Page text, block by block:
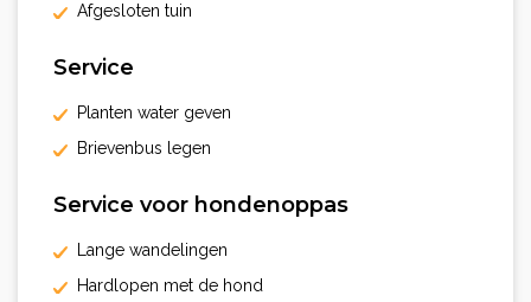
Afgesloten tuin
Service
Planten water geven
Brievenbus legen
Service voor hondenoppas
Lange wandelingen
Hardlopen met de hond